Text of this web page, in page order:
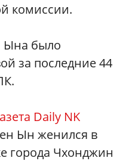
комиссии.
Ына было
за последние 44
Daily NK
Ын женился в
города Чхонджин